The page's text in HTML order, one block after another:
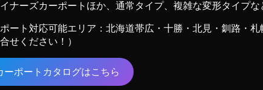
ナーズカーポートほか、通常タイプ、複雑な変形タイプな
ート対応可能エリア：北海道帯広・十勝・北見・釧路・
せください！）
ーポートカタログはこちら